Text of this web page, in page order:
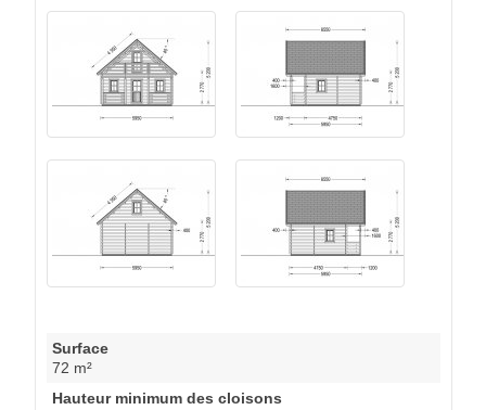
Surface
72 m²
Hauteur minimum des cloisons